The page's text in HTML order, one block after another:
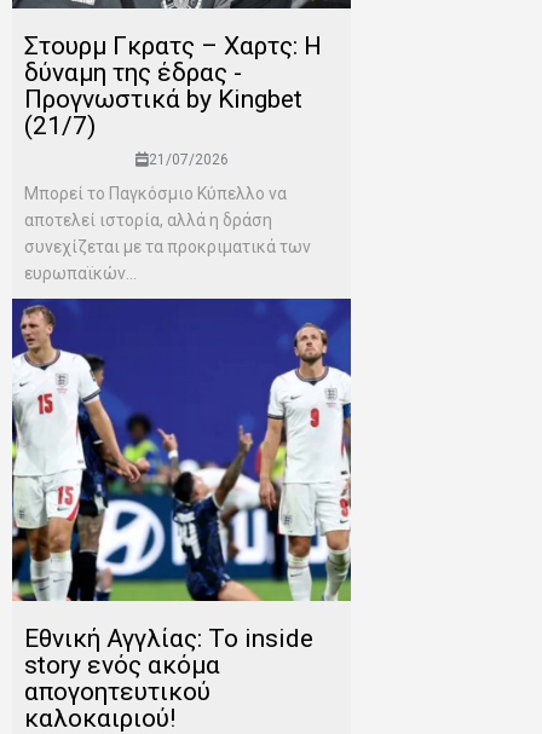
Στουρμ Γκρατς – Χαρτς: Η
δύναμη της έδρας -
Προγνωστικά by Kingbet
(21/7)
21/07/2026
Μπορεί το Παγκόσμιο Κύπελλο να
αποτελεί ιστορία, αλλά η δράση
συνεχίζεται με τα προκριματικά των
ευρωπαϊκών...
Εθνική Αγγλίας: Το inside
story ενός ακόμα
απογοητευτικού
καλοκαιριού!